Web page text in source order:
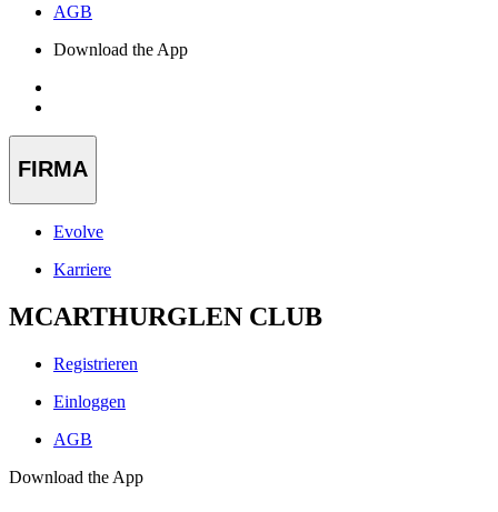
AGB
Download the App
FIRMA
Evolve
Karriere
MCARTHURGLEN CLUB
Registrieren
Einloggen
AGB
Download the App